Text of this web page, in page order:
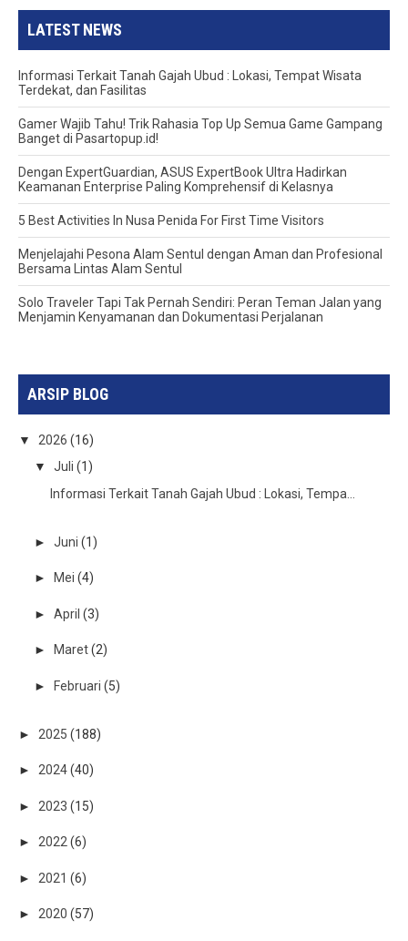
LATEST NEWS
Informasi Terkait Tanah Gajah Ubud : Lokasi, Tempat Wisata
Terdekat, dan Fasilitas
Gamer Wajib Tahu! Trik Rahasia Top Up Semua Game Gampang
Banget di Pasartopup.id!
Dengan ExpertGuardian, ASUS ExpertBook Ultra Hadirkan
Keamanan Enterprise Paling Komprehensif di Kelasnya
5 Best Activities In Nusa Penida For First Time Visitors
Menjelajahi Pesona Alam Sentul dengan Aman dan Profesional
Bersama Lintas Alam Sentul
Solo Traveler Tapi Tak Pernah Sendiri: Peran Teman Jalan yang
Menjamin Kenyamanan dan Dokumentasi Perjalanan
ARSIP BLOG
▼ 2026(16)
▼ Juli (1)
Informasi Terkait Tanah Gajah Ubud : Lokasi, Tempa...
► Juni (1)
► Mei (4)
► April (3)
► Maret(2)
► Februari (5)
► 2025(188)
► 2024(40)
► 2023(15)
► 2022(6)
► 2021(6)
► 2020(57)